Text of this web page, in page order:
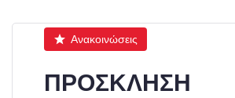
Ανακοινώσεις
ΠΡΟΣΚΛΗΣΗ